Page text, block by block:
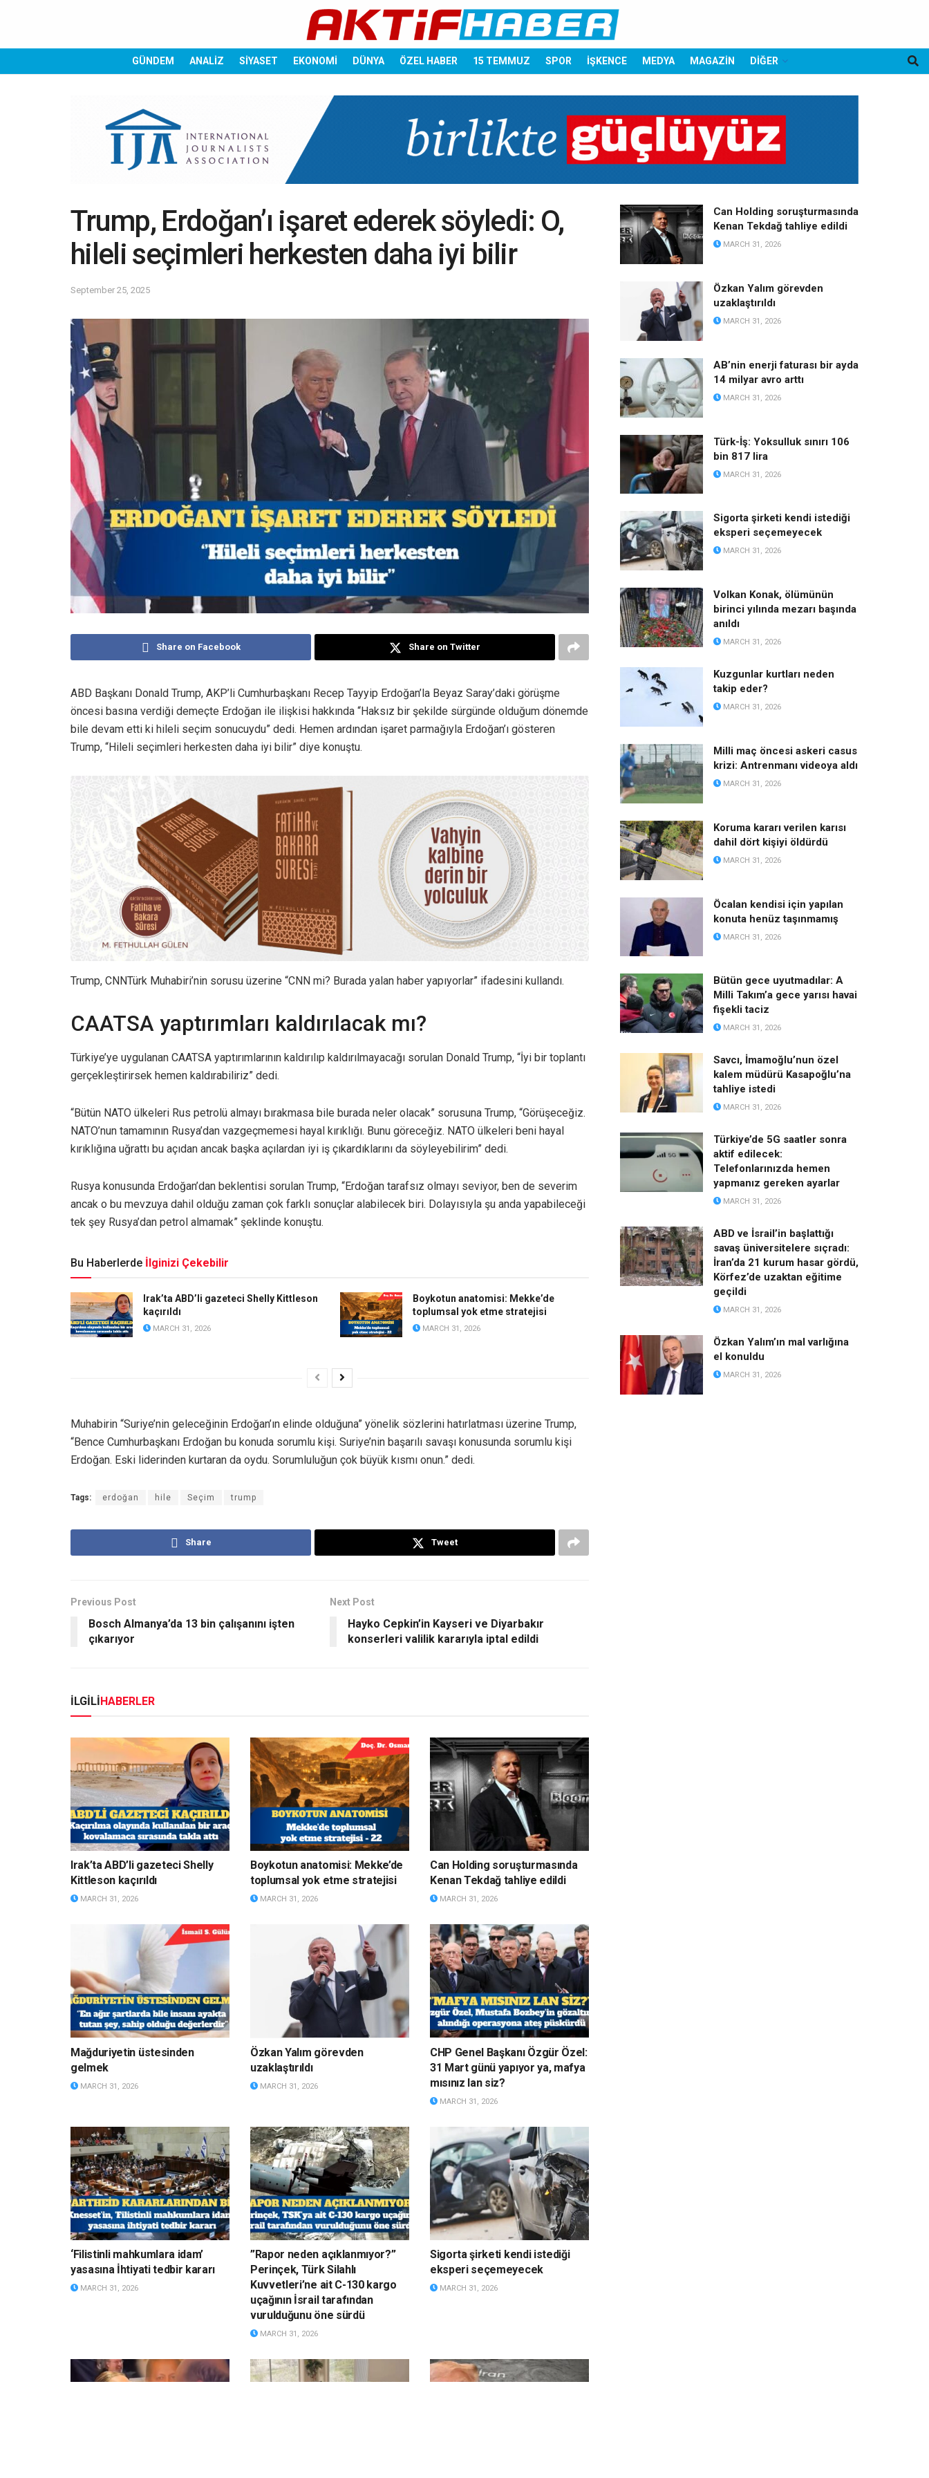
GÜNDEM ANALİZ SİYASET EKONOMİ DÜNYA ÖZEL HABER 15 TEMMUZ SPOR İŞKENCE MEDYA MAGAZİN DİĞER
Trump, Erdoğan’ı işaret ederek söyledi: O,
hileli seçimleri herkesten daha iyi bilir
September 25, 2025
Share on Facebook Share on Twitter
ABD Başkanı Donald Trump, AKP’li Cumhurbaşkanı Recep Tayyip Erdoğan’la Beyaz Saray’daki görüşme
öncesi basına verdiği demeçte Erdoğan ile ilişkisi hakkında “Haksız bir şekilde sürgünde olduğum dönemde
bile devam etti ki hileli seçim sonucuydu” dedi. Hemen ardından işaret parmağıyla Erdoğan’ı gösteren
Trump, “Hileli seçimleri herkesten daha iyi bilir” diye konuştu.
Trump, CNNTürk Muhabiri’nin sorusu üzerine “CNN mi? Burada yalan haber yapıyorlar” ifadesini kullandı.
CAATSA yaptırımları kaldırılacak mı?
Türkiye’ye uygulanan CAATSA yaptırımlarının kaldırılıp kaldırılmayacağı sorulan Donald Trump, “İyi bir toplantı
gerçekleştirirsek hemen kaldırabiliriz” dedi.
“Bütün NATO ülkeleri Rus petrolü almayı bırakmasa bile burada neler olacak” sorusuna Trump, “Görüşeceğiz.
NATO’nun tamamının Rusya’dan vazgeçmemesi hayal kırıklığı. Bunu göreceğiz. NATO ülkeleri beni hayal
kırıklığına uğrattı bu açıdan ancak başka açılardan iyi iş çıkardıklarını da söyleyebilirim” dedi.
Rusya konusunda Erdoğan’dan beklentisi sorulan Trump, “Erdoğan tarafsız olmayı seviyor, ben de severim
ancak o bu mevzuya dahil olduğu zaman çok farklı sonuçlar alabilecek biri. Dolayısıyla şu anda yapabileceği
tek şey Rusya’dan petrol almamak” şeklinde konuştu.
Bu Haberlerde İlginizi Çekebilir
Irak’ta ABD’li gazeteci Shelly Kittleson
kaçırıldı
MARCH 31, 2026
Boykotun anatomisi: Mekke’de
toplumsal yok etme stratejisi
MARCH 31, 2026
Muhabirin “Suriye’nin geleceğinin Erdoğan’ın elinde olduğuna” yönelik sözlerini hatırlatması üzerine Trump,
“Bence Cumhurbaşkanı Erdoğan bu konuda sorumlu kişi. Suriye’nin başarılı savaşı konusunda sorumlu kişi
Erdoğan. Eski liderinden kurtaran da oydu. Sorumluluğun çok büyük kısmı onun.” dedi.
Tags: erdoğan hile Seçim trump
Share Tweet
Previous Post
Bosch Almanya’da 13 bin çalışanını işten
çıkarıyor
Next Post
Hayko Cepkin’in Kayseri ve Diyarbakır
konserleri valilik kararıyla iptal edildi
İLGİLİHABERLER
Irak’ta ABD’li gazeteci Shelly
Kittleson kaçırıldı
MARCH 31, 2026
Boykotun anatomisi: Mekke’de
toplumsal yok etme stratejisi
MARCH 31, 2026
Can Holding soruşturmasında
Kenan Tekdağ tahliye edildi
MARCH 31, 2026
Mağduriyetin üstesinden
gelmek
MARCH 31, 2026
Özkan Yalım görevden
uzaklaştırıldı
MARCH 31, 2026
CHP Genel Başkanı Özgür Özel:
31 Mart günü yapıyor ya, mafya
mısınız lan siz?
MARCH 31, 2026
‘Filistinli mahkumlara idam’
yasasına İhtiyati tedbir kararı
MARCH 31, 2026
”Rapor neden açıklanmıyor?”
Perinçek, Türk Silahlı
Kuvvetleri’ne ait C-130 kargo
uçağının İsrail tarafından
vurulduğunu öne sürdü
MARCH 31, 2026
Sigorta şirketi kendi istediği
eksperi seçemeyecek
MARCH 31, 2026
Can Holding soruşturmasında
Kenan Tekdağ tahliye edildi
MARCH 31, 2026
Özkan Yalım görevden
uzaklaştırıldı
MARCH 31, 2026
AB’nin enerji faturası bir ayda
14 milyar avro arttı
MARCH 31, 2026
Türk-İş: Yoksulluk sınırı 106
bin 817 lira
MARCH 31, 2026
Sigorta şirketi kendi istediği
eksperi seçemeyecek
MARCH 31, 2026
Volkan Konak, ölümünün
birinci yılında mezarı başında
anıldı
MARCH 31, 2026
Kuzgunlar kurtları neden
takip eder?
MARCH 31, 2026
Milli maç öncesi askeri casus
krizi: Antrenmanı videoya aldı
MARCH 31, 2026
Koruma kararı verilen karısı
dahil dört kişiyi öldürdü
MARCH 31, 2026
Öcalan kendisi için yapılan
konuta henüz taşınmamış
MARCH 31, 2026
Bütün gece uyutmadılar: A
Milli Takım’a gece yarısı havai
fişekli taciz
MARCH 31, 2026
Savcı, İmamoğlu’nun özel
kalem müdürü Kasapoğlu’na
tahliye istedi
MARCH 31, 2026
Türkiye’de 5G saatler sonra
aktif edilecek:
Telefonlarınızda hemen
yapmanız gereken ayarlar
MARCH 31, 2026
ABD ve İsrail’in başlattığı
savaş üniversitelere sıçradı:
İran’da 21 kurum hasar gördü,
Körfez’de uzaktan eğitime
geçildi
MARCH 31, 2026
Özkan Yalım’ın mal varlığına
el konuldu
MARCH 31, 2026